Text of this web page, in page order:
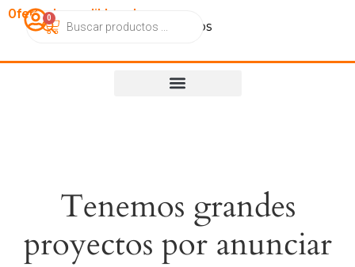
OfertasImperdibles.cl
CatálogoContactoNosotros
0
Tenemos grandes
proyectos por anunciar